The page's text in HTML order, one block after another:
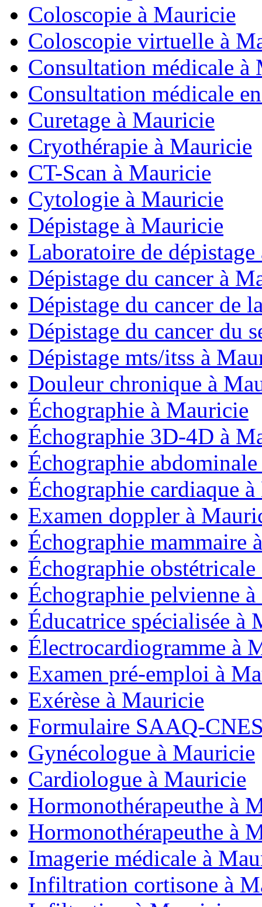
Coloscopie à Mauricie
Coloscopie virtuelle à
Consultation médicale à
Consultation médicale
Curetage à Mauricie
Cryothérapie à Mauricie
CT-Scan à Mauricie
Cytologie à Mauricie
Dépistage à Mauricie
Laboratoire de
Dépistage du cancer à
Dépistage du cancer de
Dépistage du cancer du
Dépistage mts/itss à
Douleur chronique à
Échographie à Mauricie
Échographie 3D-4D à
Échographie
Échographie cardiaque
Examen doppler à
Échographie mammaire
Échographie
Échographie pelvienne
Éducatrice spécialisée à
Électrocardiogramme à
Examen pré-emploi à
Exérèse à Mauricie
Formulaire SAAQ-
Gynécologue à Mauricie
Cardiologue à Mauricie
Hormonothérapeuthe à
Hormonothérapeuthe à
Imagerie médicale à
Infiltration cortisone à